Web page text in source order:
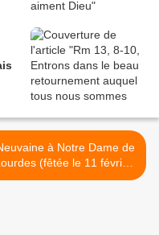
à Notre Dame de
(fêtée le 11 février)
: du 2 au 10 février >